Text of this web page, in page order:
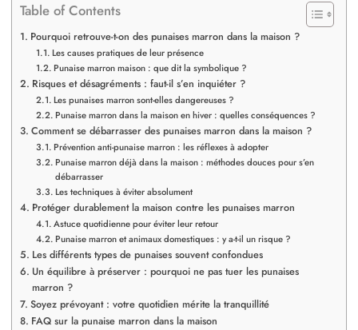
Table of Contents
Pourquoi retrouve-t-on des punaises marron dans la maison ?
Les causes pratiques de leur présence
Punaise marron maison : que dit la symbolique ?
Risques et désagréments : faut-il s’en inquiéter ?
Les punaises marron sont-elles dangereuses ?
Punaise marron dans la maison en hiver : quelles conséquences ?
Comment se débarrasser des punaises marron dans la maison ?
Prévention anti-punaise marron : les réflexes à adopter
Punaise marron déjà dans la maison : méthodes douces pour s’en
débarrasser
Les techniques à éviter absolument
Protéger durablement la maison contre les punaises marron
Astuce quotidienne pour éviter leur retour
Punaise marron et animaux domestiques : y a-t-il un risque ?
Les différents types de punaises souvent confondues
Un équilibre à préserver : pourquoi ne pas tuer les punaises
marron ?
Soyez prévoyant : votre quotidien mérite la tranquillité
FAQ sur la punaise marron dans la maison